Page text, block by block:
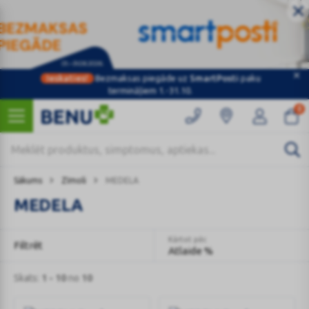
Ieskaties! Bezmaksas piegāde uz SmartPostipaku
termināļiem 1.-31.10.
0
Sākums Zīmoli MEDELA
MEDELA
Filtrēt Kārtot pēc
Atlaide %
Skats: 1 - 10 no 10